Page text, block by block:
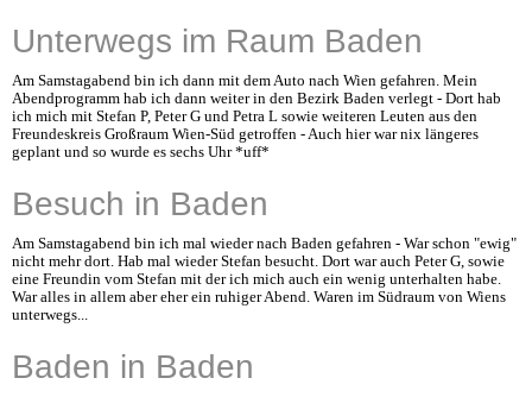
Unterwegs im Raum Baden
Am Samstagabend bin ich dann mit dem Auto nach Wien gefahren. Mein
Abendprogramm hab ich dann weiter in den Bezirk Baden verlegt - Dort hab
ich mich mit Stefan P, Peter G und Petra L sowie weiteren Leuten aus den
Freundeskreis Großraum Wien-Süd getroffen - Auch hier war nix längeres
geplant und so wurde es sechs Uhr *uff*
Besuch in Baden
Am Samstagabend bin ich mal wieder nach Baden gefahren - War schon "ewig"
nicht mehr dort. Hab mal wieder Stefan besucht. Dort war auch Peter G, sowie
eine Freundin vom Stefan mit der ich mich auch ein wenig unterhalten habe.
War alles in allem aber eher ein ruhiger Abend. Waren im Südraum von Wiens
unterwegs...
Baden in Baden